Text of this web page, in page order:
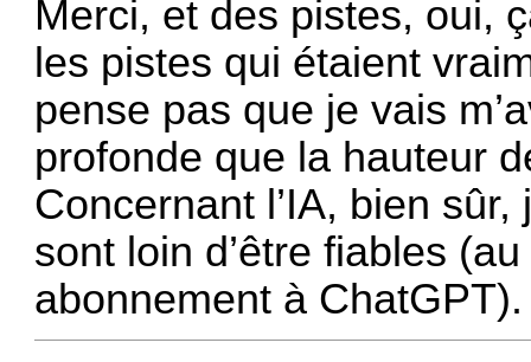
Merci, et des pistes, oui,
les pistes qui étaient
pense pas que je vais
profonde que la hauteur
Concernant l’IA, bien
sont loin d’être fiables
abonnement à ChatGPT).